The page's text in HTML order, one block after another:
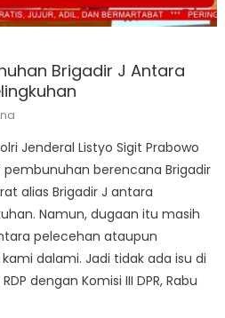
Brigadir J Antara
Jenderal Listyo Sigit Prabowo
berencana Brigadir
alias Brigadir J antara
Namun, dugaan itu masih
pelecehan ataupun
dalami. Jadi tidak ada isu di
dengan Komisi III DPR, Rabu